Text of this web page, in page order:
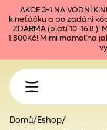
AKCE 3+1 NA VODNÍ
kineťáčku a po zadání
ZDARMA (platí 10.-
1.800Kč! Mimi mamolína
Domů/ Eshop/